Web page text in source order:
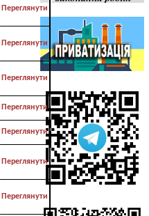
Переглянути
Переглянути
Переглянути
Переглянути
Переглянути
Переглянути
Переглянути